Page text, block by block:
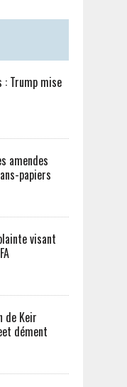
Trump mise
amendes
papiers
visant
de Keir
dément